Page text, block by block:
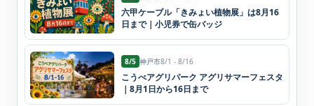
六甲ケーブル「きみょい植物展」は8月16
日まで｜小児券で缶バッジ
8/5 神戸市8/1 - 8/16
こうべアグリパーク アグリサマーフェスタ
｜8月1日から16日まで